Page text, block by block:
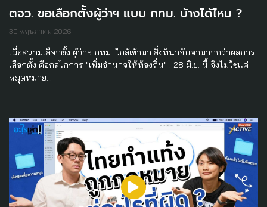
ตจว. ขอเลือกตั้งผู้ว่าฯ แบบ กทม. บ้างได้ไหม ?
30 พฤษภาคม 2026
เมื่อสนามเลือกตั้ง ผู้ว่าฯ กทม. ใกล้เข้ามา สิ่งที่น่าจับตามากกว่าผลการ
เลือกตั้ง คือกลไกการ "เพิ่มอำนาจให้ท้องถิ่น" . 28 มิ.ย. นี้ จึงไม่ใช่แค่
หมุดหมาย…